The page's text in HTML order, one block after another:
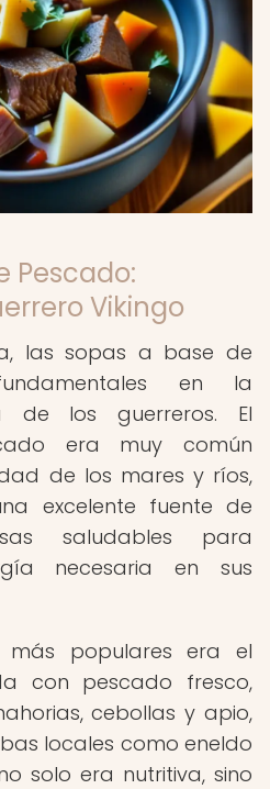
Pescado:
Vikingo
las sopas a base de
en la
de los guerreros. El
era muy común
de los mares y ríos,
excelente fuente de
saludables para
necesaria en sus
populares era el
con pescado fresco,
cebollas y apio,
locales como eneldo
solo era nutritiva, sino